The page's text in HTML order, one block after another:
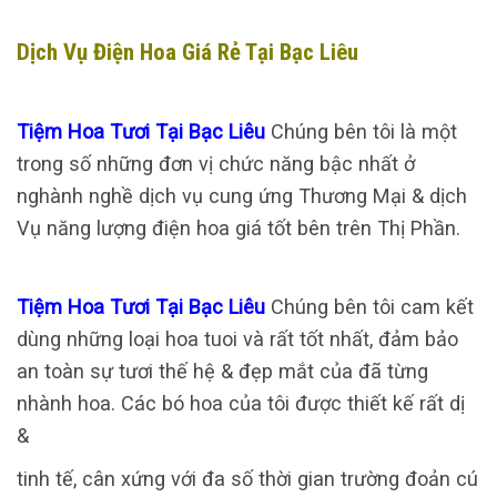
Dịch Vụ Điện Hoa Giá Rẻ Tại Bạc Liêu
Tiệm Hoa Tươi Tại Bạc Liêu Chúng bên tôi là một
trong số những đơn vị chức năng bậc nhất ở
nghành nghề dịch vụ cung ứng Thương Mại & dịch
Vụ năng lượng điện hoa giá tốt bên trên Thị Phần.
Tiệm Hoa Tươi Tại Bạc Liêu Chúng bên tôi cam kết
dùng những loại hoa tuoi và rất tốt nhất, đảm bảo
an toàn sự tươi thế hệ & đẹp mắt của đã từng
nhành hoa. Các bó hoa của tôi được thiết kế rất dị
&
tinh tế, cân xứng với đa số thời gian trường đoản cú